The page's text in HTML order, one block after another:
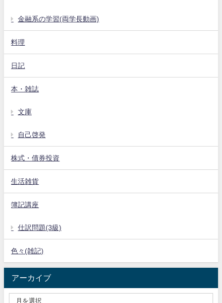
金融系の学習(両学長動画)
料理
日記
本・雑誌
文庫
自己啓発
株式・債券投資
生活雑貨
簿記講座
仕訳問題(3級)
色々(雑記)
アーカイブ